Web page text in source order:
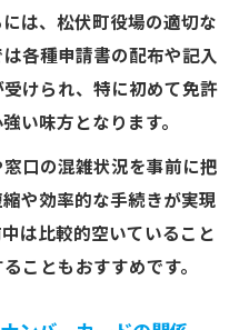
は、松伏町役場の適切な
各種申請書の配布や記入
けられ、特に初めて免許
い味方となります。
口の混雑状況を事前に把
や効率的な手続きが実現
は比較的空いていること
こともおすすめです。